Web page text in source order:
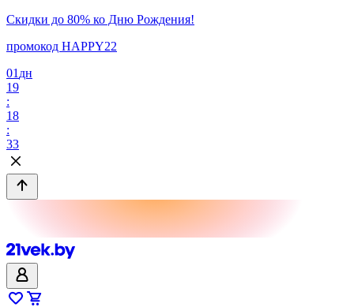
Скидки до 80% ко Дню Рождения!
промокод HAPPY22
01 дн
19
:
18
:
33